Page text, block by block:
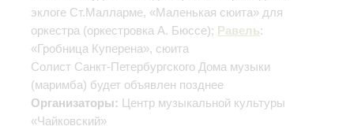
эклоге Ст.Малларме, «Маленькая сюита» для
оркестра (оркестровка А. Бюссе); Равель:
«Гробница Куперена», сюита
Солист Санкт-Петербургского Дома музыки
(маримба) будет объявлен позднее
Организаторы: Центр музыкальной культуры
«Чайковский»